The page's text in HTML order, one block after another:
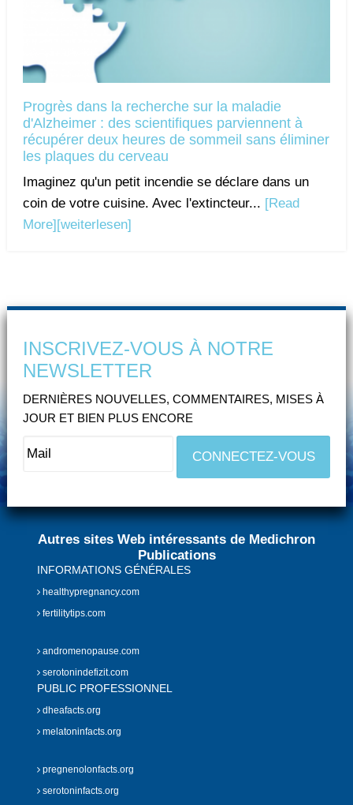
Progrès dans la recherche sur la maladie
d'Alzheimer : des scientifiques parviennent à
récupérer deux heures de sommeil sans éliminer
les plaques du cerveau
Imaginez qu'un petit incendie se déclare dans un
coin de votre cuisine. Avec l'extincteur... [Read
More] [weiterlesen]
INSCRIVEZ-VOUS À NOTRE
NEWSLETTER
DERNIÈRES NOUVELLES, COMMENTAIRES, MISES À
JOUR ET BIEN PLUS ENCORE
Autres sites Web intéressants de Medichron
Publications
INFORMATIONS GÉNÉRALES
healthypregnancy.com
fertilitytips.com
andromenopause.com
serotonindefizit.com
PUBLIC PROFESSIONNEL
dheafacts.org
melatoninfacts.org
pregnenolonfacts.org
serotoninfacts.org